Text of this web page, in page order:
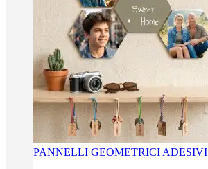
PANNELLI GEOMETRICI ADESIVI